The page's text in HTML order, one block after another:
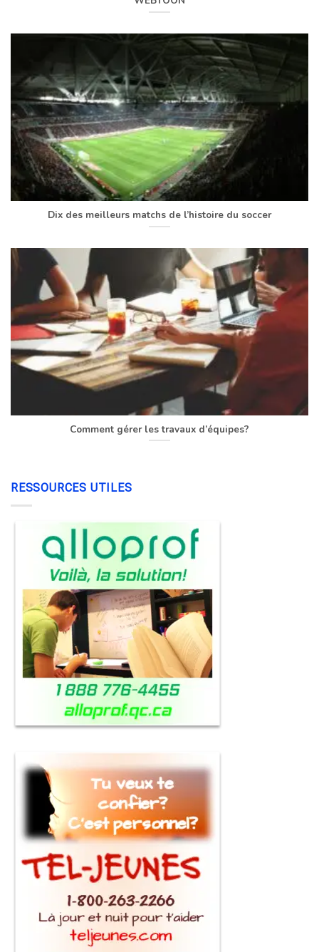
Dix des meilleurs matchs de l’histoire du soccer
Comment gérer les travaux d’équipes?
RESSOURCES UTILES